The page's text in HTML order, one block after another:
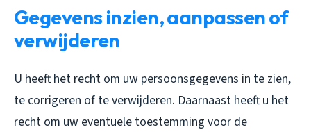
Gegevens inzien, aanpassen of
verwijderen
U heeft het recht om uw persoonsgegevens in te zien,
te corrigeren of te verwijderen. Daarnaast heeft u het
recht om uw eventuele toestemming voor de